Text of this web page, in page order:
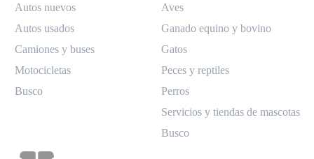
Autos nuevos
Autos usados
Camiones y buses
Motocicletas
Busco
Aves
Ganado equino y bovino
Gatos
Peces y reptiles
Perros
Servicios y tiendas de mascotas
Busco